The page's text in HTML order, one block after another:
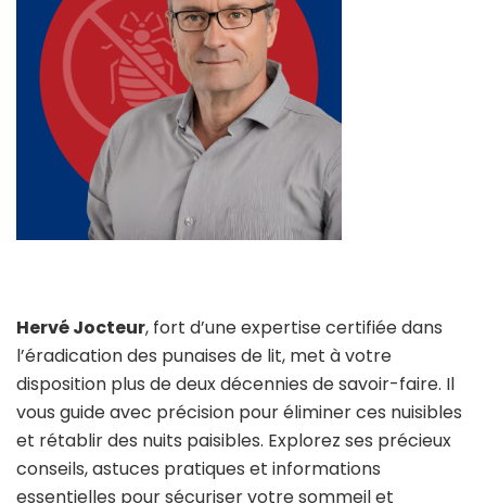
Hervé Jocteur, fort d’une expertise certifiée dans
l’éradication des punaises de lit, met à votre
disposition plus de deux décennies de savoir-faire. Il
vous guide avec précision pour éliminer ces nuisibles
et rétablir des nuits paisibles. Explorez ses précieux
conseils, astuces pratiques et informations
essentielles pour sécuriser votre sommeil et